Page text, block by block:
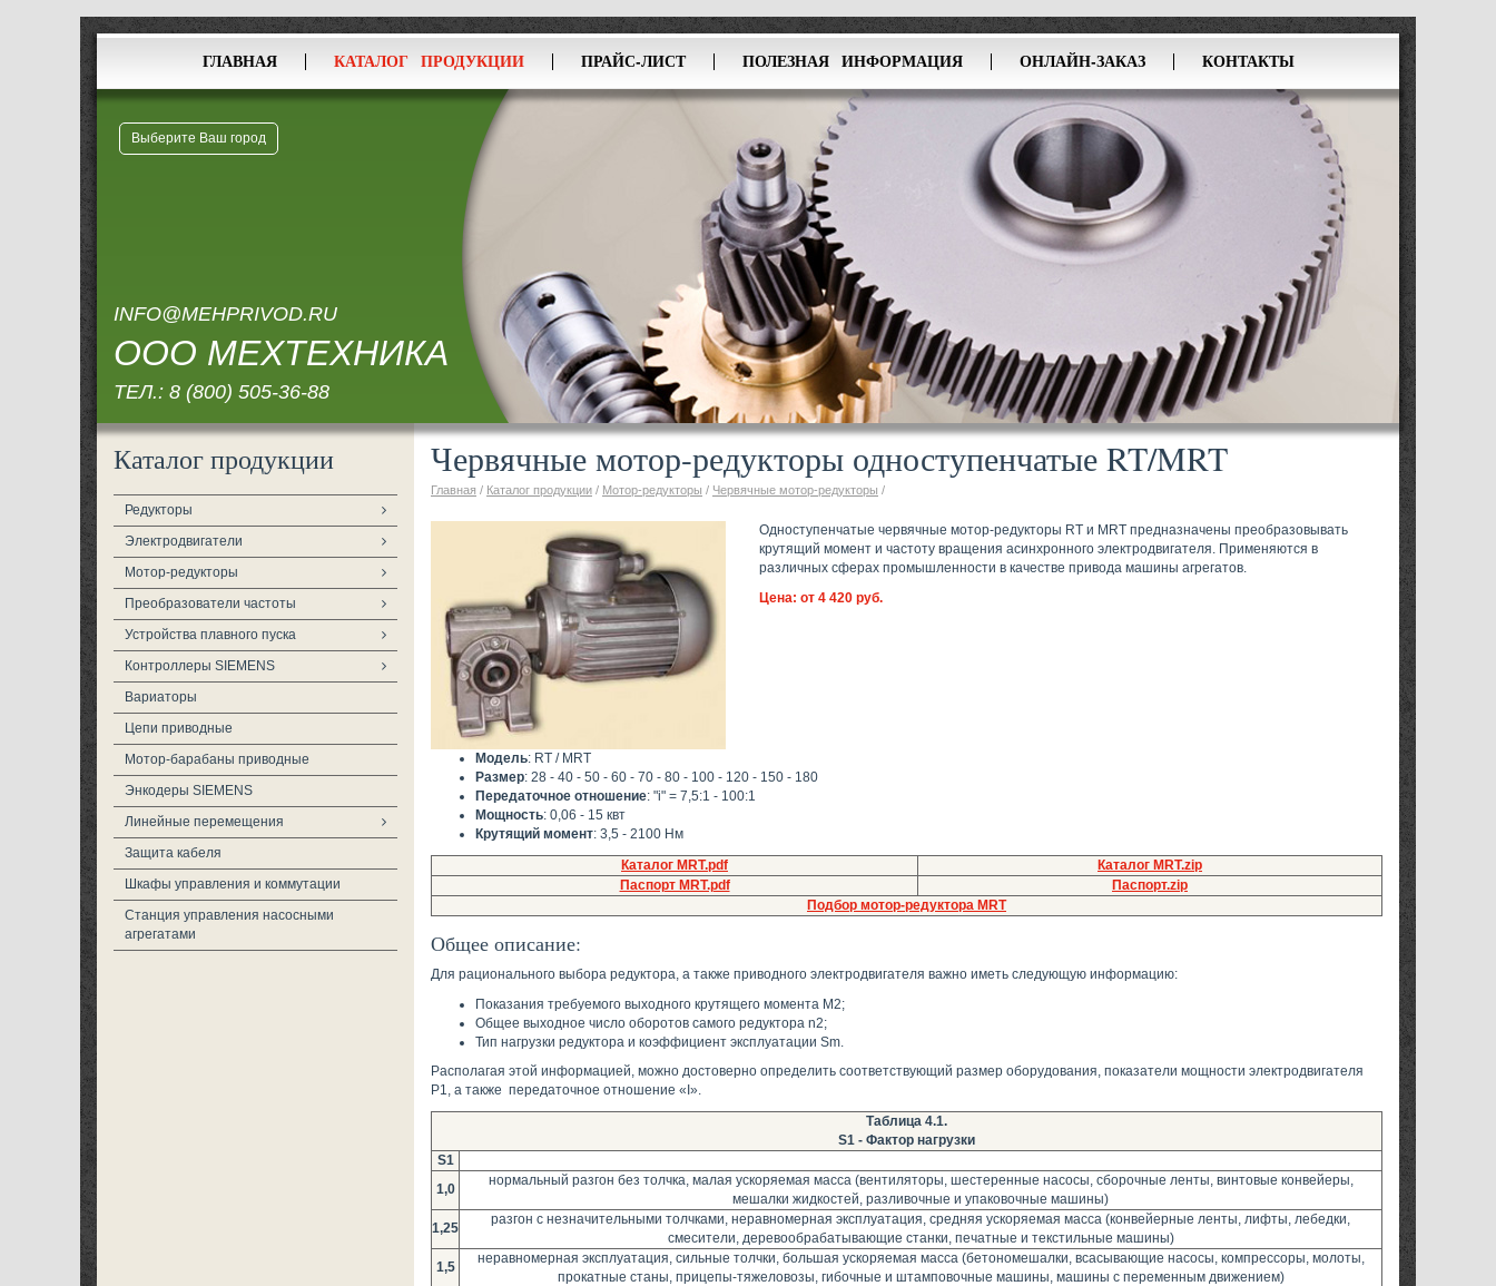
ГЛАВНАЯ КАТАЛОГ ПРОДУКЦИИ ПРАЙС-ЛИСТ ПОЛЕЗНАЯ ИНФОРМАЦИЯ ОНЛАЙН-ЗАКАЗ КОНТАКТЫ
Выберите Ваш город
INFO@MEHPRIVOD.RU
ООО МЕХТЕХНИКА
ТЕЛ.: 8 (800) 505-36-88
Каталог продукции
Редукторы
Электродвигатели
Мотор-редукторы
Преобразователи частоты
Устройства плавного пуска
Контроллеры SIEMENS
Вариаторы
Цепи приводные
Мотор-барабаны приводные
Энкодеры SIEMENS
Линейные перемещения
Защита кабеля
Шкафы управления и коммутации
Станция управления насосными
агрегатами
Червячные мотор-редукторы одноступенчатые RT/MRT
Главная / Каталог продукции / Мотор-редукторы / Червячные мотор-редукторы /
Одноступенчатые червячные мотор-редукторы RT и MRT предназначены преобразовывать
крутящий момент и частоту вращения асинхронного электродвигателя. Применяются в
различных сферах промышленности в качестве привода машины агрегатов.
Цена: от 4 420 руб.
Модель: RT / MRT
Размер: 28 - 40 - 50 - 60 - 70 - 80 - 100 - 120 - 150 - 180
Передаточное отношение: "i" = 7,5:1 - 100:1
Мощность: 0,06 - 15 квт
Крутящий момент: 3,5 - 2100 Нм
Каталог MRT.pdf
Каталог MRT.zip
Паспорт MRT.pdf
Паспорт.zip
Подбор мотор-редуктора MRT
Общее описание:
Для рационального выбора редуктора, а также приводного электродвигателя важно иметь следующую информацию:
Показания требуемого выходного крутящего момента М2;
Общее выходное число оборотов самого редуктора n2;
Тип нагрузки редуктора и коэффициент эксплуатации Sm.
Располагая этой информацией, можно достоверно определить соответствующий размер оборудования, показатели мощности электродвигателя
Р1, а также передаточное отношение «I».
Таблица 4.1.
S1 - Фактор нагрузки
S1
1,0
нормальный разгон без толчка, малая ускоряемая масса (вентиляторы, шестеренные насосы, сборочные ленты, винтовые конвейеры,
мешалки жидкостей, разливочные и упаковочные машины)
1,25
разгон с незначительными толчками, неравномерная эксплуатация, средняя ускоряемая масса (конвейерные ленты, лифты, лебедки,
смесители, деревообрабатывающие станки, печатные и текстильные машины)
1,5
неравномерная эксплуатация, сильные толчки, большая ускоряемая масса (бетономешалки, всасывающие насосы, компрессоры, молоты,
прокатные станы, прицепы-тяжеловозы, гибочные и штамповочные машины, машины с переменным движением)